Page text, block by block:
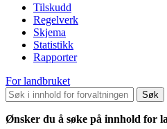
Tilskudd
Regelverk
Skjema
Statistikk
Rapporter
For landbruket
Søk
Ønsker du å søke på innhold for